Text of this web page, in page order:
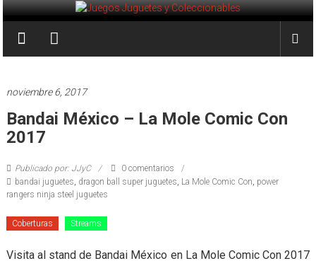
Saltar
al
contenido
Juegos
Juguetes
y
Coleccionables
Noticias
entretenimiento
para
noviembre 6, 2017
Bandai México – La Mole Comic Con
2017
Publicado por: JJyC
0 comentarios
bandai juguetes dragon ball super juguetes La Mole Comic Con power
rangers ninja steel juguetes
Coberturas Streams
Visita al stand de Bandai México en La Mole Comic Con 2017